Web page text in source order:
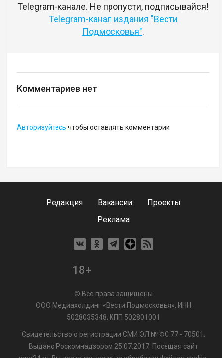
Telegram-канале. Не пропусти, подписывайся!
Telegram-канал издания "Вести
Подмосковья".
Комментариев нет
Авторизуйтесь чтобы оставлять комментарии
Редакция Вакансии
Проекты
Реклама
18+
© Все права защищены
ООО Медиахолдинг «Вести Подмосковья», ИНН
5028035348; КПП 502801001
Свидетельство о регистрации СМИ ЭЛ № ФС 77 - 70501.
Выдано Роскомнадзором 25.07.2017. Посещая сайт